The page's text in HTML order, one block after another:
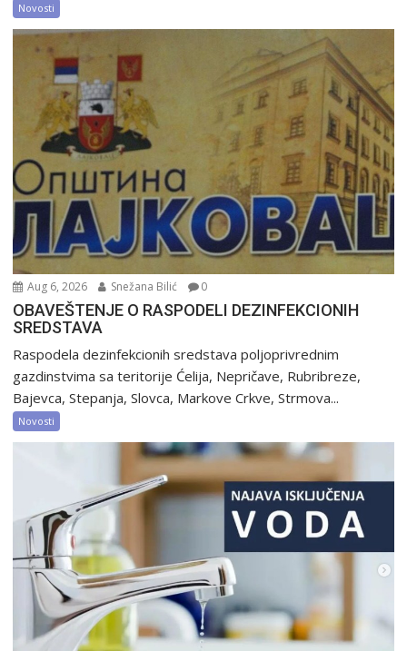
Novosti
Aug 6, 2026 Snežana Bilić 0
OBAVEŠTENJE O RASPODELI DEZINFEKCIONIH
SREDSTAVA
Raspodela dezinfekcionih sredstava poljoprivrednim
gazdinstvima sa teritorije Ćelija, Nepričave, Rubribreze,
Bajevca, Stepanja, Slovca, Markove Crkve, Strmova...
Novosti